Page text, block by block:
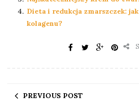
Dieta i redukcja zmarszczek:
kolagenu?
PREVIOUS POST